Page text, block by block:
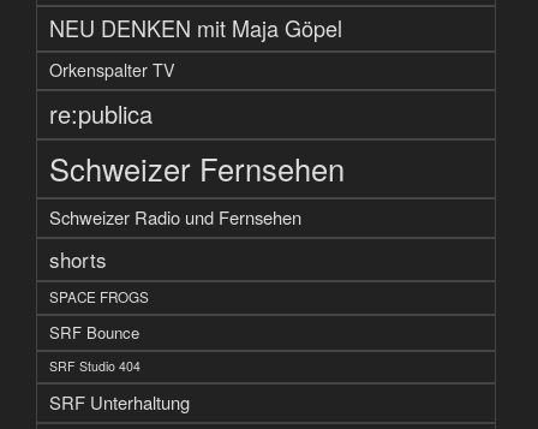
NEU DENKEN mit Maja Göpel
Orkenspalter TV
re:publica
Schweizer Fernsehen
Schweizer Radio und Fernsehen
shorts
SPACE FROGS
SRF Bounce
SRF Studio 404
SRF Unterhaltung